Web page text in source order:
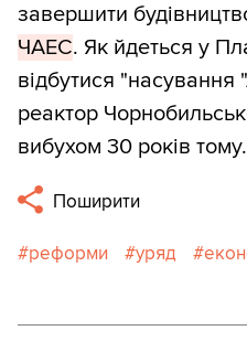
завершити
ЧАЕС. Як йдеться у
відбутися "насування
реактор
вибухом 30 років тому.
Поширити
реформи уряд